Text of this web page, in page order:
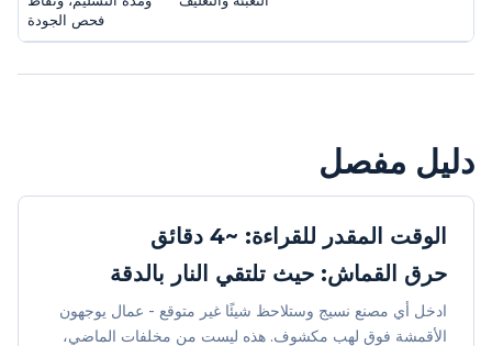
فحص الجودة
دليل مفصل
الوقت المقدر للقراءة: ~4 دقائق
حرق القماش: حيث تلتقي النار بالدقة
ادخل أي مصنع نسيج وستلاحظ شيئًا غير متوقع - عمال يوجهون
الأقمشة فوق لهب مكشوف. هذه ليست من مخلفات الماضي،